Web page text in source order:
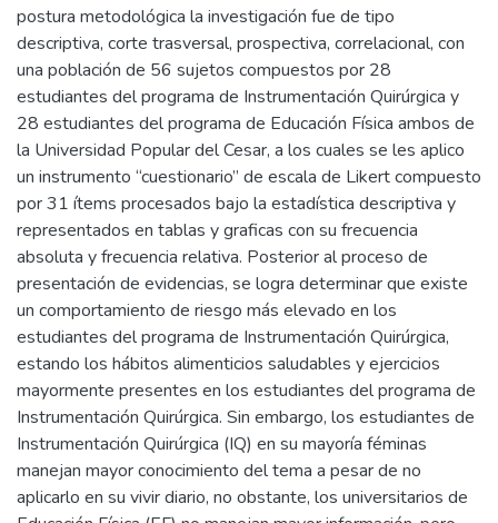
postura metodológica la investigación fue de tipo
descriptiva, corte trasversal, prospectiva, correlacional, con
una población de 56 sujetos compuestos por 28
estudiantes del programa de Instrumentación Quirúrgica y
28 estudiantes del programa de Educación Física ambos de
la Universidad Popular del Cesar, a los cuales se les aplico
un instrumento “cuestionario” de escala de Likert compuesto
por 31 ítems procesados bajo la estadística descriptiva y
representados en tablas y graficas con su frecuencia
absoluta y frecuencia relativa. Posterior al proceso de
presentación de evidencias, se logra determinar que existe
un comportamiento de riesgo más elevado en los
estudiantes del programa de Instrumentación Quirúrgica,
estando los hábitos alimenticios saludables y ejercicios
mayormente presentes en los estudiantes del programa de
Instrumentación Quirúrgica. Sin embargo, los estudiantes de
Instrumentación Quirúrgica (IQ) en su mayoría féminas
manejan mayor conocimiento del tema a pesar de no
aplicarlo en su vivir diario, no obstante, los universitarios de